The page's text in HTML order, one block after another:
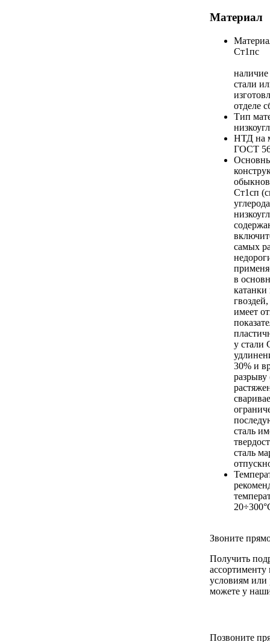
Материал
Ст1пс
наличие
стали
отделе
Тип
НТД на
ГОСТ
Ст1сп
самых
в
катанки
имеет
у стали
30% и
сталь
сталь
Звоните
Получить
условиям или
можете у
Позвоните